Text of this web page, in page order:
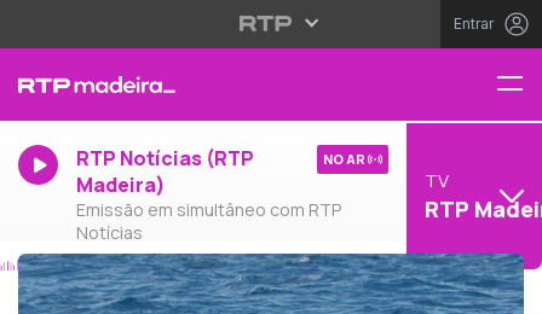
Entrar
RTP Notícias (RTP
Madeira)
Emissão em simultâneo com RTP
Notícias
NO AR
TV
RTP